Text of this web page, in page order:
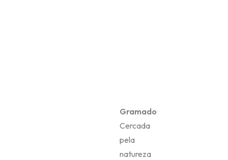
Gramado
Cercada
pela
natureza